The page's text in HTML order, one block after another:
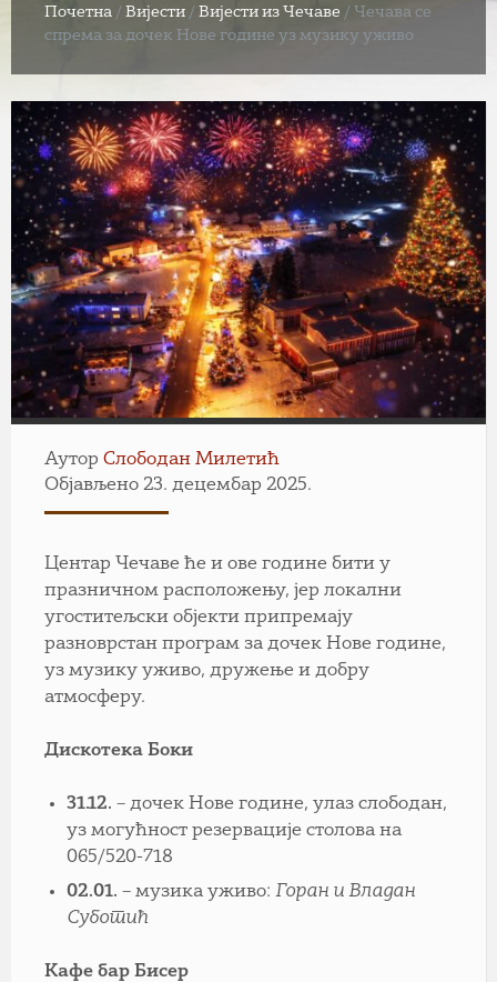
Почетна / Вијести / Вијести из Чечаве / Чечава се
спрема за дочек Нове године уз музику уживо
Аутор Слободан Милетић
Објављено 23. децембар 2025.
Центар Чечаве ће и ове године бити у
празничном расположењу, јер локални
угоститељски објекти припремају
разноврстан програм за дочек Нове године,
уз музику уживо, дружење и добру
атмосферу.
Дискотека Боки
31.12. – дочек Нове године, улаз слободан,
уз могућност резервације столова на
065/520-718
02.01. – музика уживо: Горан и Владан
Суботић
Кафе бар Бисер